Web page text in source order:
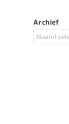
Archief
Archief